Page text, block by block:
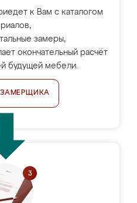
к Вам с каталогом
замеры,
окончательный расчёт
будущей мебели.
ЗАМЕРЩИКА